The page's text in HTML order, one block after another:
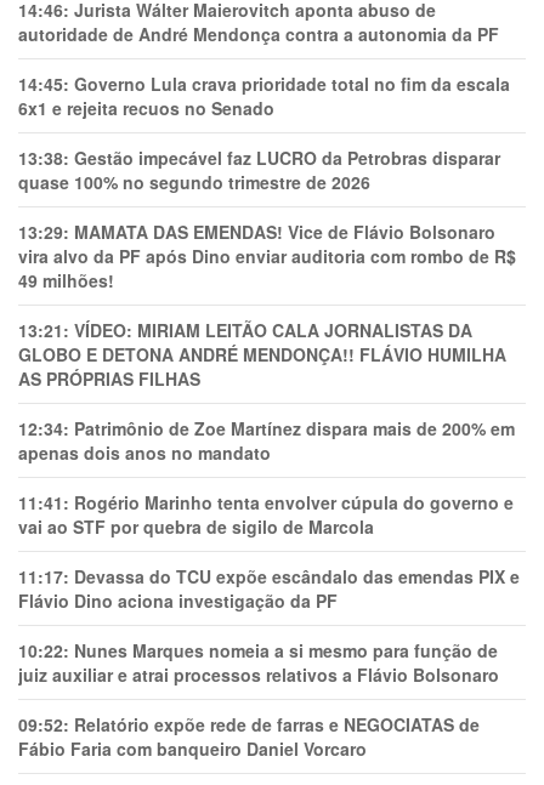
14:46: Jurista Wálter Maierovitch aponta abuso de
autoridade de André Mendonça contra a autonomia da PF
14:45: Governo Lula crava prioridade total no fim da escala
6x1 e rejeita recuos no Senado
13:38: Gestão impecável faz LUCRO da Petrobras disparar
quase 100% no segundo trimestre de 2026
13:29: MAMATA DAS EMENDAS! Vice de Flávio Bolsonaro
vira alvo da PF após Dino enviar auditoria com rombo de R$
49 milhões!
13:21: VÍDEO: MIRIAM LEITÃO CALA JORNALISTAS DA
GLOBO E DETONA ANDRÉ MENDONÇA!! FLÁVIO HUMILHA
AS PRÓPRIAS FILHAS
12:34: Patrimônio de Zoe Martínez dispara mais de 200% em
apenas dois anos no mandato
11:41: Rogério Marinho tenta envolver cúpula do governo e
vai ao STF por quebra de sigilo de Marcola
11:17: Devassa do TCU expõe escândalo das emendas PIX e
Flávio Dino aciona investigação da PF
10:22: Nunes Marques nomeia a si mesmo para função de
juiz auxiliar e atrai processos relativos a Flávio Bolsonaro
09:52: Relatório expõe rede de farras e NEGOCIATAS de
Fábio Faria com banqueiro Daniel Vorcaro